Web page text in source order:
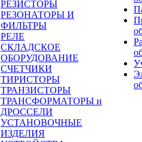
РЕЗИСТОРЫ
РЕЗОНАТОРЫ И
ФИЛЬТРЫ
РЕЛЕ
СКЛАДСКОЕ
ОБОРУДОВАНИЕ
СЧЕТЧИКИ
ТИРИСТОРЫ
ТРАНЗИСТОРЫ
ТРАНСФОРМАТОРЫ и
ДРОССЕЛИ
УСТАНОВОЧНЫЕ
ИЗДЕЛИЯ